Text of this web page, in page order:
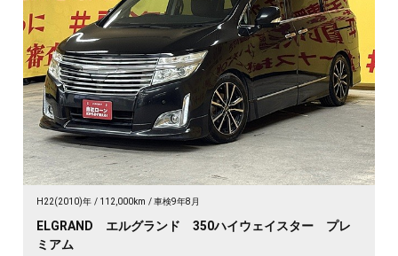
H22(2010)年 112,000km 車検9年8月
ELGRAND エルグランド 350ハイウェイスター プレ
ミアム